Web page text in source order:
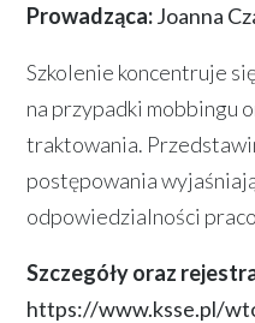
Prowadząca:Joanna
Szkolenie koncentruje
na przypadki mobbingu
traktowania.
postępowania
odpowiedzialności
Szczegóły oraz
https://www.ksse.pl/